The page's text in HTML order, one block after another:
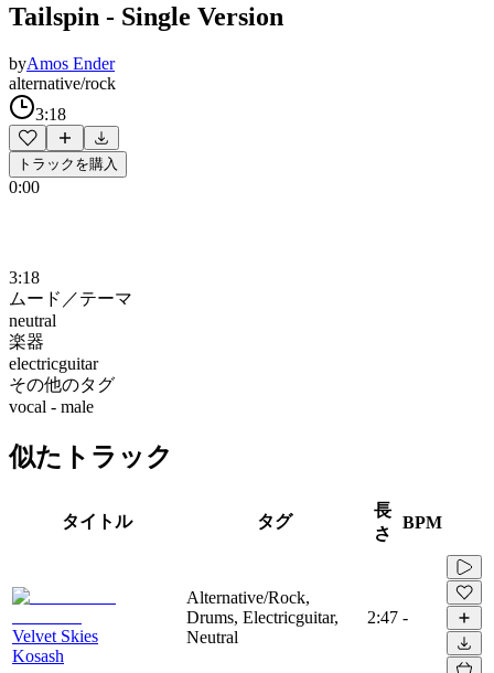
Tailspin - Single Version
byAmos Ender
alternative/rock
3:18
トラックを購入
0:00
3:18
ムード／テーマ
neutral
楽器
electricguitar
その他のタグ
vocal - male
似たトラック
タイトル タグ
長
さ
BPM
Velvet Skies
Kosash
Alternative/Rock,
Drums, Electricguitar,
Neutral
2:47 -